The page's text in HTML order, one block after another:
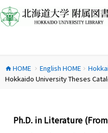
ン
テ
ス
キ
home HOME chevron_right English HOMEchevron_right
Hokkaido University Theses
Ph.D. in Literature